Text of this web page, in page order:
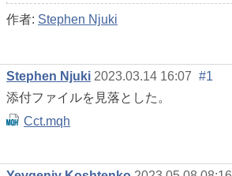
作者: Stephen Njuki
Stephen Njuki 2023.03.14 16:07 #1
添付ファイルを見落とした。
Cct.mqh